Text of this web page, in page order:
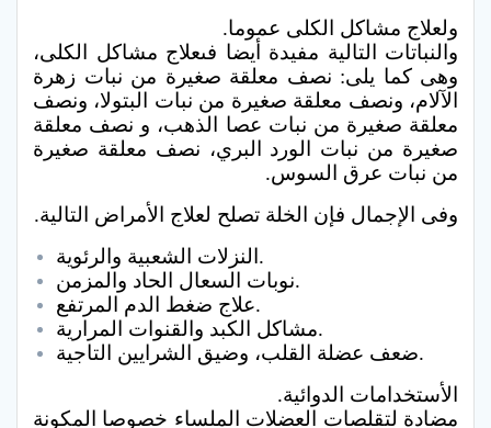
ولعلاج مشاكل الكلى عموما.
والنباتات التالية مفيدة أيضا فىعلاج مشاكل الكلى،
وهى كما يلى: نصف معلقة صغيرة من نبات زهرة
الآلام، ونصف معلقة صغيرة من نبات البتولا، ونصف
معلقة صغيرة من نبات عصا الذهب، و نصف معلقة
صغيرة من نبات الورد البري، نصف معلقة صغيرة
من نبات عرق السوس.
وفى الإجمال فإن الخلة تصلح لعلاج الأمراض التالية.
النزلات الشعبية والرئوية.
نوبات السعال الحاد والمزمن.
علاج ضغط الدم المرتفع.
مشاكل الكبد والقنوات المرارية.
ضعف عضلة القلب، وضيق الشرايين التاجية.
الأستخدامات الدوائية.
مضادة لتقلصات العضلات الملساء خصوصا المكونة